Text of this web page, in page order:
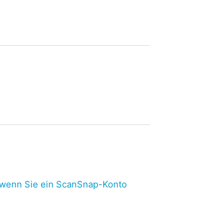
Sie ein ScanSnap-Konto